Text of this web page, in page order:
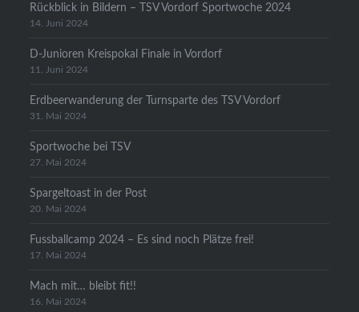
Rückblick in Bildern – TSV Vordorf Sportwoche 2024
14. Juni 2024
D-Junioren Kreispokal Finale in Vordorf
11. Juni 2024
Erdbeerwanderung der Turnsparte des TSV Vordorf
31. Mai 2024
Sportwoche bei TSV
27. Mai 2024
Spargeltoast in der Post
20. Mai 2024
Fussballcamp 2024 – Es sind noch Plätze frei!
17. Mai 2024
Mach mit… bleibt fit!!
16. Mai 2024